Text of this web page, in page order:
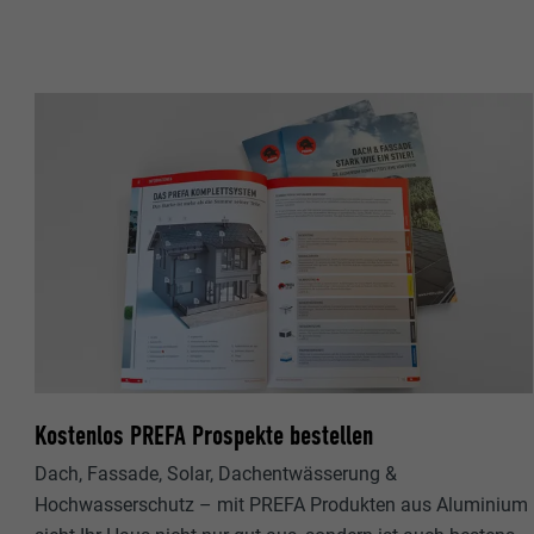
Kostenlos PREFA Prospekte bestellen
Dach, Fassade, Solar, Dachentwässerung &
Hochwasserschutz – mit PREFA Produkten aus Aluminium
Anbieter
Laufzeit
Name
verwendet,
hinweg
Name
Anbieter
Laufzeit